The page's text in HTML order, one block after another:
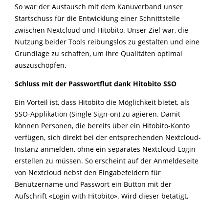
So war der Austausch mit dem Kanuverband unser
Startschuss für die Entwicklung einer Schnittstelle
zwischen Nextcloud und Hitobito. Unser Ziel war, die
Nutzung beider Tools reibungslos zu gestalten und eine
Grundlage zu schaffen, um ihre Qualitäten optimal
auszuschöpfen.
Schluss mit der Passwortflut dank Hitobito SSO
Ein Vorteil ist, dass Hitobito die Möglichkeit bietet, als
SSO-Applikation (Single Sign-on) zu agieren. Damit
können Personen, die bereits über ein Hitobito-Konto
verfügen, sich direkt bei der entsprechenden Nextcloud-
Instanz anmelden, ohne ein separates Nextcloud-Login
erstellen zu müssen. So erscheint auf der Anmeldeseite
von Nextcloud nebst den Eingabefeldern für
Benutzername und Passwort ein Button mit der
Aufschrift «Login with Hitobito». Wird dieser betätigt,